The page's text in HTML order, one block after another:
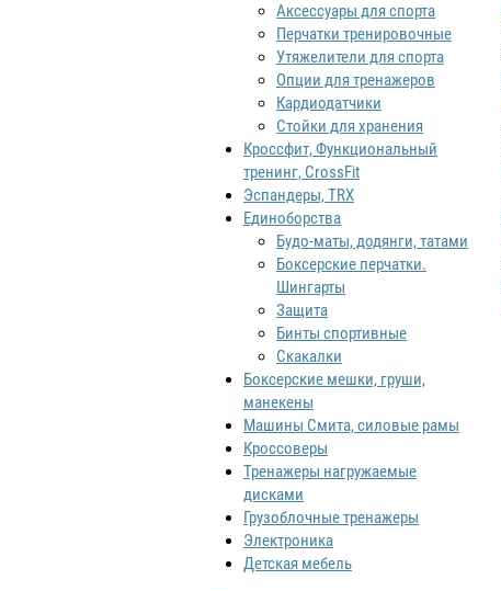
Аксессуары для спорта
Перчатки тренировочные
Утяжелители для спорта
Опции для тренажеров
Кардиодатчики
Стойки для хранения
Кроссфит, Функциональный
тренинг, CrossFit
Эспандеры, TRX
Единоборства
Будо-маты, додянги, татами
Боксерские перчатки.
Шингарты
Защита
Бинты спортивные
Скакалки
Боксерские мешки, груши,
манекены
Машины Смита, силовые рамы
Кроссоверы
Тренажеры нагружаемые
дисками
Грузоблочные тренажеры
Электроника
Детская мебель